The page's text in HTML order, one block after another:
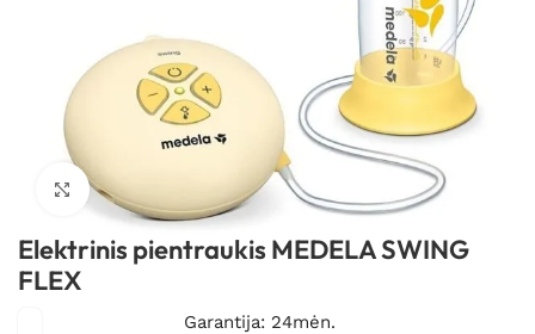
Spustelėkite, kad padidintumėte
Elektrinis pientraukis MEDELA SWING
FLEX
Garantija: 24mėn.